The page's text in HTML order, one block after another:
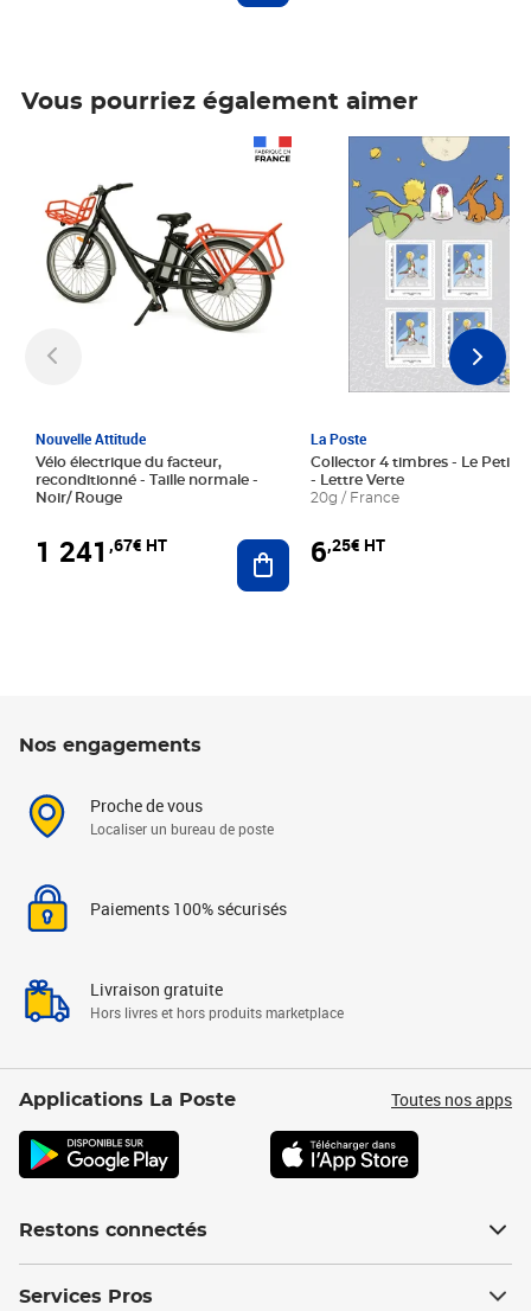
Vous pourriez également aimer
Nouvelle Attitude
Vélo électrique du facteur,
reconditionné - Taille normale -
Noir/ Rouge
1 241 ,67€ HT Ajouter au panier
La Poste
Collector 4 timbres - Le Petit
- Lettre Verte
20g / France
6,25€ HT
Prix 6,25€ HT
Nos engagements
Proche de vous
Localiser un bureau de poste
Paiements 100% sécurisés
Livraison gratuite
Hors livres et hors produits marketplace
Applications La Poste Toutes nos apps
Restons connectés
Services Pros